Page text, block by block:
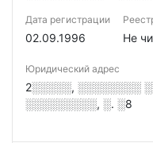
Дата регистрации
02.09.1996 Не
Юридический адрес
2░░░░░, ░░░░░░░░
░░░░░░░░░, ░. ░8